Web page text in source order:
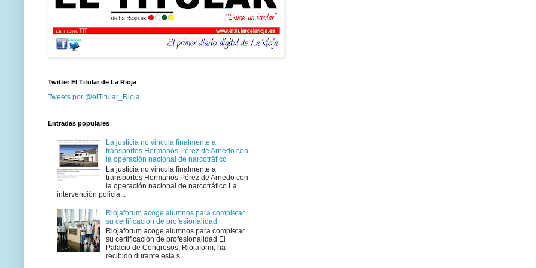
Twitter El Titular de La Rioja
Tweets por @elTitular_Rioja
Entradas populares
La justicia no vincula finalmente a
transportes Hermanos Pérez de Arnedo con
la operación nacional de narcotráfico
La justicia no vincula finalmente a
transportes Hermanos Pérez de Arnedo con
la operación nacional de narcotráfico La
intervención policia...
Riojaforum acoge alumnos para completar
su certificación de profesionalidad
Riojaforum acoge alumnos para completar
su certificación de profesionalidad El
Palacio de Congresos, Riojaform, ha
recibido durante esta s...